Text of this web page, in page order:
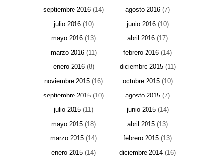
septiembre 2016 (14) agosto 2016 (7)
julio 2016(10) junio 2016(10)
mayo 2016 (13) abril 2016 (17)
marzo 2016(11) febrero 2016 (14)
enero 2016(8) diciembre 2015(11)
noviembre 2015 (16) octubre 2015(10)
septiembre 2015 (10) agosto 2015 (7)
julio 2015 (11) junio 2015(14)
mayo 2015 (18) abril 2015 (13)
marzo 2015 (14) febrero 2015 (13)
enero 2015 (14) diciembre 2014 (16)